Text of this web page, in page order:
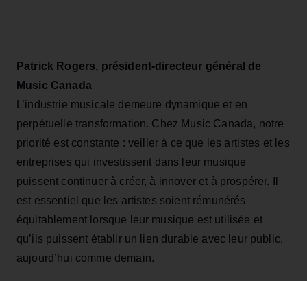
Patrick Rogers, président-directeur général de
Music Canada
L’industrie musicale demeure dynamique et en
perpétuelle transformation. Chez Music Canada, notre
priorité est constante : veiller à ce que les artistes et les
entreprises qui investissent dans leur musique
puissent continuer à créer, à innover et à prospérer. Il
est essentiel que les artistes soient rémunérés
équitablement lorsque leur musique est utilisée et
qu’ils puissent établir un lien durable avec leur public,
aujourd’hui comme demain.